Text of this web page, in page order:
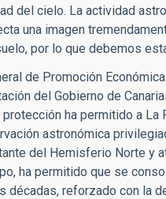
del cielo. La actividad
una imagen
por lo que debemos
de Promoción
del Gobierno de
ha permitido a La
astronómica
del Hemisferio Norte y
ha permitido que se
décadas, reforzado con la